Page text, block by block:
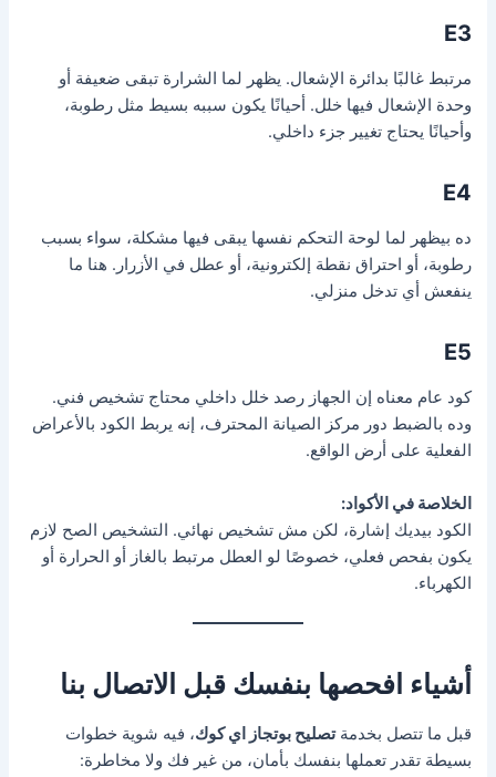
E3
مرتبط غالبًا بدائرة الإشعال. يظهر لما الشرارة تبقى ضعيفة أو
وحدة الإشعال فيها خلل. أحيانًا يكون سببه بسيط مثل رطوبة،
وأحيانًا يحتاج تغيير جزء داخلي.
E4
ده بيظهر لما لوحة التحكم نفسها يبقى فيها مشكلة، سواء بسبب
رطوبة، أو احتراق نقطة إلكترونية، أو عطل في الأزرار. هنا ما
ينفعش أي تدخل منزلي.
E5
كود عام معناه إن الجهاز رصد خلل داخلي محتاج تشخيص فني.
وده بالضبط دور مركز الصيانة المحترف، إنه يربط الكود بالأعراض
الفعلية على أرض الواقع.
الخلاصة في الأكواد:
الكود بيديك إشارة، لكن مش تشخيص نهائي. التشخيص الصح لازم
يكون بفحص فعلي، خصوصًا لو العطل مرتبط بالغاز أو الحرارة أو
الكهرباء.
أشياء افحصها بنفسك قبل الاتصال بنا
قبل ما تتصل بخدمةتصليح بوتجاز اي كوك، فيه شوية خطوات
بسيطة تقدر تعملها بنفسك بأمان، من غير فك ولا مخاطرة: